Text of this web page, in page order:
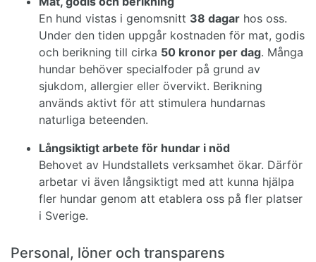
En hund vistas i genomsnitt 38 dagar hos oss.
Under den tiden uppgår kostnaden för mat, godis
och berikning till cirka 50 kronor per dag. Många
hundar behöver specialfoder på grund av
sjukdom, allergier eller övervikt. Berikning
används aktivt för att stimulera hundarnas
naturliga beteenden.
Långsiktigt arbete för hundar i nöd
Behovet av Hundstallets verksamhet ökar. Därför
arbetar vi även långsiktigt med att kunna hjälpa
fler hundar genom att etablera oss på fler platser
i Sverige.
Personal, löner och transparens